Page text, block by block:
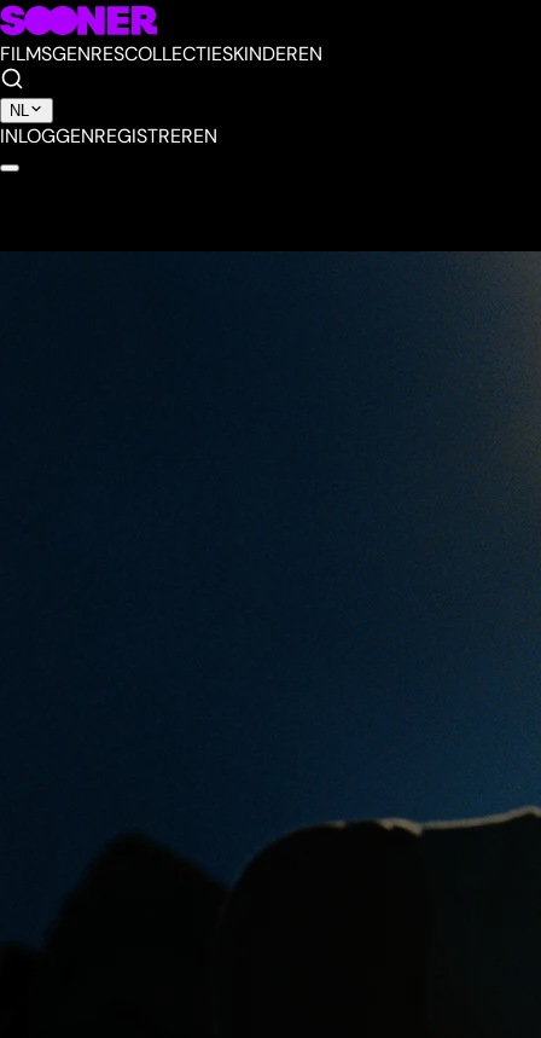
FILMSGENRESCOLLECTIESKINDEREN
NL
INLOGGENREGISTREREN